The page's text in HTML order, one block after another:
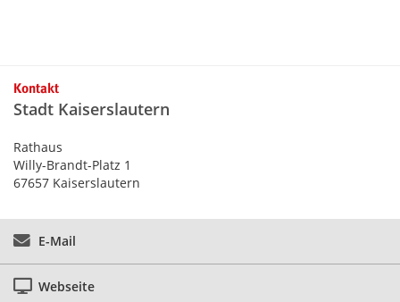
Kontaktinformationen und Weiterführendes
Kontakt
Stadt Kaiserslautern
Rathaus
Willy-Brandt-Platz 1
67657 Kaiserslautern
E-Mail
Webseite